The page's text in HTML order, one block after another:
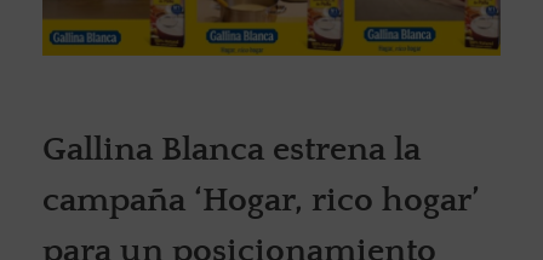
Gallina Blanca estrena la
campaña ‘Hogar, rico hogar’
para un posicionamiento